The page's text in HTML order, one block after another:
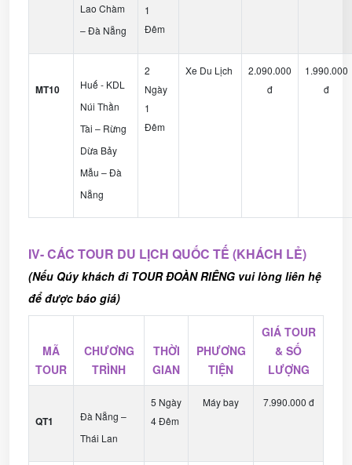
Lao Chàm
– Đà Nẵng
1
Đêm
MT10
Huế - KDL
Núi Thần
Tài – Rừng
Dừa Bảy
Mẫu – Đà
Nẵng
2
Ngày
1
Đêm
Xe Du Lịch
2.090.000
đ
1.990.000
đ
IV- CÁC TOUR DU LỊCH QUỐC TẾ (KHÁCH LẺ)
(Nếu Qúy khách đi TOUR ĐOÀN RIÊNG vui lòng liên hệ
để được báo giá)
MÃ
TOUR
CHƯƠNG
TRÌNH
THỜI
GIAN
PHƯƠNG
TIỆN
GIÁ TOUR
& SỐ
LƯỢNG
QT1
Đà Nẵng –
Thái Lan
5 Ngày
4 Đêm
Máy bay 7.990.000 đ